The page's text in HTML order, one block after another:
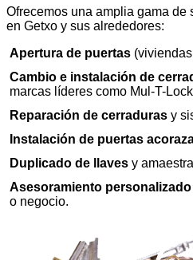
Ofrecemos una amplia gama
en Getxo y sus alrededores:
Apertura de puertas
Cambio e instalación de
marcas líderes como Mul-T-
Reparación de cerradurasy
Instalación de puertas
Duplicado de llavesy
Asesoramiento personalizado
o negocio.